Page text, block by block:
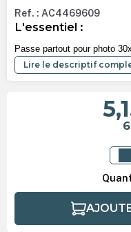
Ref. : AC4469609
L'essentiel :
Passe partout pour photo
Lire le descriptif